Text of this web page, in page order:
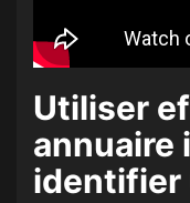
Utiliser
annuaire
identifier